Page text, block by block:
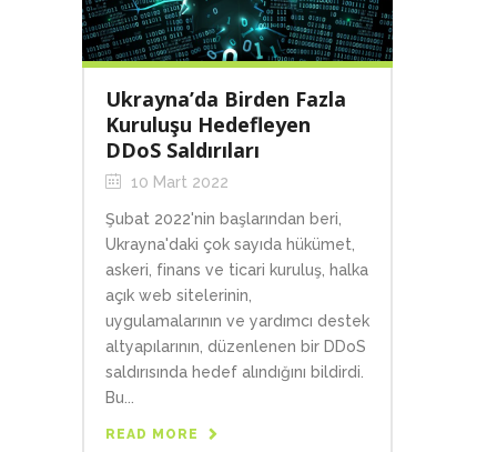
Ukrayna’da Birden Fazla
Kuruluşu Hedefleyen
DDoS Saldırıları
10 Mart 2022
Şubat 2022'nin başlarından beri,
Ukrayna'daki çok sayıda hükümet,
askeri, finans ve ticari kuruluş, halka
açık web sitelerinin,
uygulamalarının ve yardımcı destek
altyapılarının, düzenlenen bir DDoS
saldırısında hedef alındığını bildirdi.
Bu...
READ MORE